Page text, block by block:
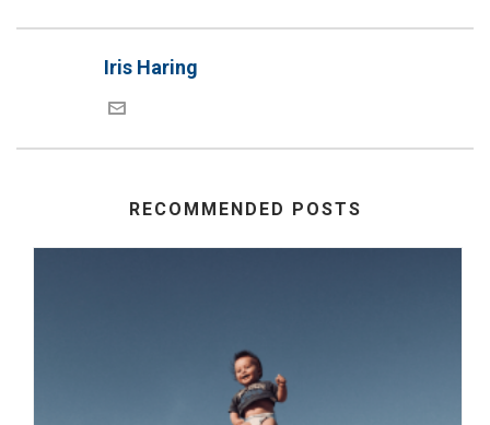
Iris Haring
RECOMMENDED POSTS